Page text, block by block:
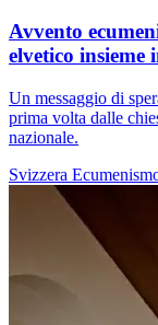
Avvento
elvetico insieme
Un messaggio di
prima volta dalle
nazionale.
Svizzera